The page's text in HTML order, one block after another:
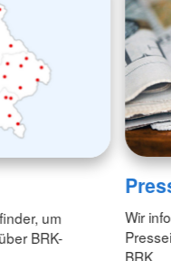
um
BRK-
Wir
BRK.